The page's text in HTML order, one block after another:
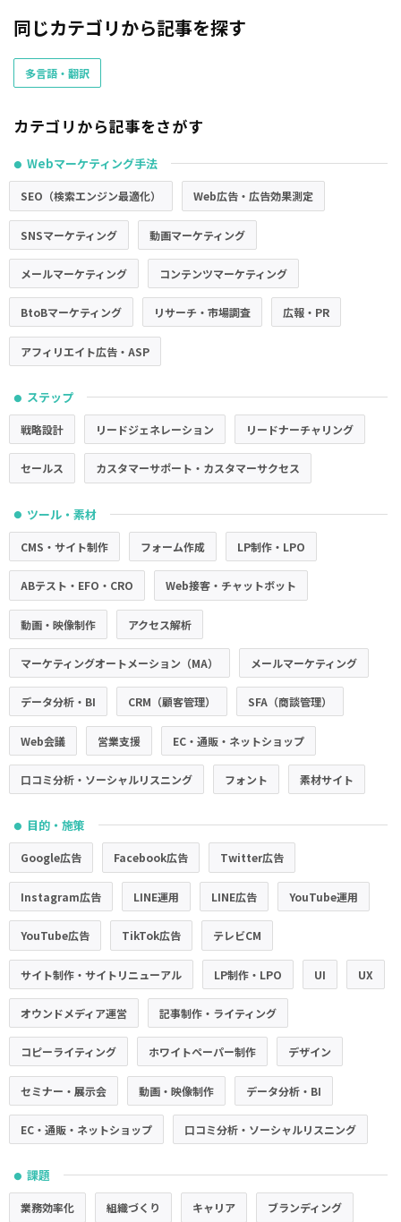
同じカテゴリから記事を探す
多言語・翻訳
カテゴリから記事をさがす
● Webマーケティング手法
SEO（検索エンジン最適化） Web広告・広告効果測定
SNSマーケティング 動画マーケティング
メールマーケティング コンテンツマーケティング
BtoBマーケティング リサーチ・市場調査 広報・PR
アフィリエイト広告・ASP
● ステップ
戦略設計 リードジェネレーション リードナーチャリング
セールス カスタマーサポート・カスタマーサクセス
● ツール・素材
CMS・サイト制作 フォーム作成 LP制作・LPO
ABテスト・EFO・CRO Web接客・チャットボット
動画・映像制作 アクセス解析
マーケティングオートメーション（MA） メールマーケティング
データ分析・BI CRM（顧客管理） SFA（商談管理）
Web会議 営業支援 EC・通販・ネットショップ
口コミ分析・ソーシャルリスニング フォント 素材サイト
● 目的・施策
Google広告 Facebook広告 Twitter広告
Instagram広告 LINE運用 LINE広告 YouTube運用
YouTube広告 TikTok広告 テレビCM
サイト制作・サイトリニューアル LP制作・LPO UI UX
オウンドメディア運営 記事制作・ライティング
コピーライティング ホワイトペーパー制作 デザイン
セミナー・展示会 動画・映像制作 データ分析・BI
EC・通販・ネットショップ 口コミ分析・ソーシャルリスニング
● 課題
業務効率化 組織づくり キャリア ブランディング